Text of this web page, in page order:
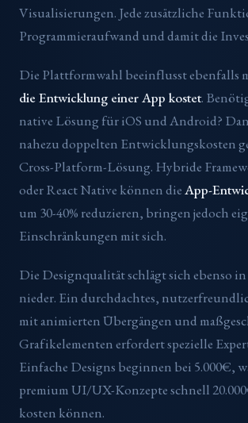
Visualisierungen. Jede zusätzliche
Programmieraufwand und damit die
Die Plattformwahl beeinflusst ebenfalls
die Entwicklung einer App kostet.
native Lösung für iOS und Android?
nahezu doppelten Entwicklungskosten
Cross-Platform-Lösung. Hybride
oder React Native können dieApp-
um 30-40% reduzieren, bringen jedoch
Einschränkungen mit sich.
Die Designqualität schlägt sich ebenso
nieder. Ein durchdachtes,
mit animierten Übergängen und
Grafikelementen erfordert spezielle
Einfache Designs beginnen bei 5.000€,
premium UI/UX-Konzepte schnell
kosten können.